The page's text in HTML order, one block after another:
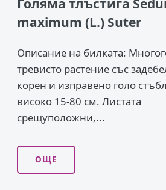
Голяма тлъстига
maximum (L.) Suter
Описание на билката:
тревисто растение със
корен и изправено го­ло
високо 15-80 см. Листата
срещуположни,...
ОЩЕ